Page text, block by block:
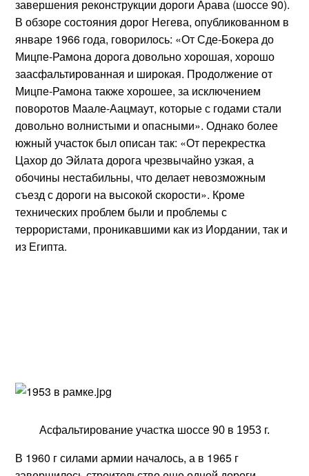
завершения реконструкции дороги Арава (шоссе 90).
В обзоре состояния дорог Негева, опубликованном в
январе 1966 года, говорилось: «От Сде-Бокера до
Мицпе-Рамона дорога довольно хорошая, хорошо
заасфальтированная и широкая. Продолжение от
Мицпе-Рамона также хорошее, за исключением
поворотов Маале-Аацмаут, которые с годами стали
довольно волнистыми и опасными». Однако более
южный участок был описан так: «От перекрестка
Цахор до Эйлата дорога чрезвычайно узкая, а
обочины нестабильны, что делает невозможным
съезд с дороги на высокой скорости». Кроме
технических проблем были и проблемы с
террористами, проникавшими как из Иордании, так и
из Египта.
Асфальтирование участка шоссе 90 в 1953 г.
В 1960 г силами армии началось, а в 1965 г